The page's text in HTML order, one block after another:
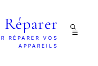
RÉPARER VOS
APPAREILS